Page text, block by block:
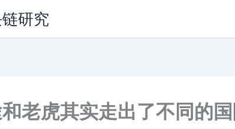
研究
老虎其实走出了不同的